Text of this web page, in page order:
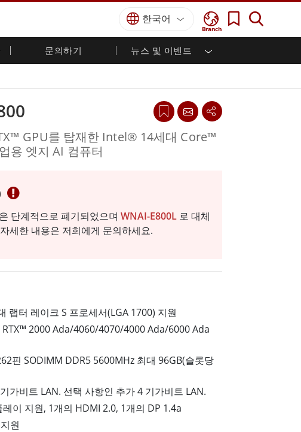
Branch
한국어
문의하기 뉴스 및 이벤트
)
국방부 러기드 노트북
디펜스 울트라 러기드 태블릿
국방 패널 PC
디펜스 디스플레이 / NVIS 디스플레이
방어 서버
해양 등급
해양 패널 PC
스테인리스 스틸 패널 PC
스테인리스 스틸 디스플레이
품
해양
재생 에너지
금속 및 광산
인증／준수
GPU를 탑재한 Intel® 14세대 Core™
용 엣지 AI 컴퓨터
단계적으로 폐기되었으며 WNAI-E800L 로 대체
세한 내용은 저희에게 문의하세요.
랩터 레이크 S 프로세서(LGA 1700) 지원
RTX™ 2000 Ada/4060/4070/4000 Ada/6000 Ada
핀 SODIMM DDR5 5600MHz 최대 96GB(슬롯당
가비트 LAN. 선택 사항인 추가 4 기가비트 LAN.
이 지원, 1개의 HDMI 2.0, 1개의 DP 1.4a
원